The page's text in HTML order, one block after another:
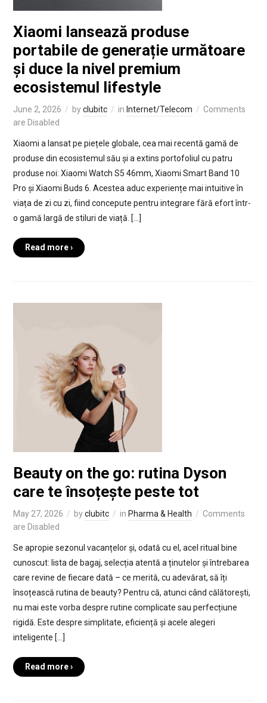
Xiaomi lansează produse
portabile de generație următoare
și duce la nivel premium
ecosistemul lifestyle
June 2, 2026 byclubitc in Internet/Telecom
Comments
are Disabled
Xiaomi a lansat pe piețele globale, cea mai recentă gamă de
produse din ecosistemul său și a extins portofoliul cu patru
produse noi: Xiaomi Watch S5 46mm, Xiaomi Smart Band 10
Pro și Xiaomi Buds 6. Acestea aduc experiențe mai intuitive în
viața de zi cu zi, fiind concepute pentru integrare fără efort într-
o gamă largă de stiluri de viață. […]
Read more ›
Beauty on the go: rutina Dyson
care te însoțește peste tot
May 27, 2026 byclubitc in Pharma & Health
Comments
are Disabled
Se apropie sezonul vacanțelor și, odată cu el, acel ritual bine
cunoscut: lista de bagaj, selecția atentă a ținutelor și întrebarea
care revine de fiecare dată – ce merită, cu adevărat, să îți
însoțească rutina de beauty? Pentru că, atunci când călătorești,
nu mai este vorba despre rutine complicate sau perfecțiune
rigidă. Este despre simplitate, eficiență și acele alegeri
inteligente […]
Read more ›